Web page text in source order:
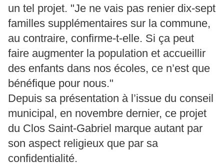
un tel projet. "Je ne vais pas renier dix-sept
familles supplémentaires sur la commune,
au contraire, confirme-t-elle. Si ça peut
faire augmenter la population et accueillir
des enfants dans nos écoles, ce n’est que
bénéfique pour nous."
Depuis sa présentation à l’issue du conseil
municipal, en novembre dernier, ce projet
du Clos Saint-Gabriel marque autant par
son aspect religieux que par sa
confidentialité.